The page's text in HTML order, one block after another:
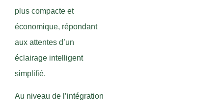
plus compacte et
économique, répondant
aux attentes d’un
éclairage intelligent
simplifié.
Au niveau de l’intégration